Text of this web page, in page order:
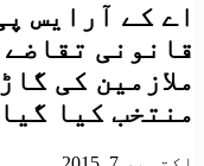
اے کے آرایس
قانونی
ملازمین کی
منتخب کیا